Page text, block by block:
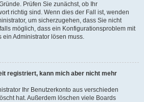
Prüfen Sie zunächst, ob Ihr
richtig sind. Wenn dies der Fall ist, wenden
um sicherzugehen, dass Sie nicht
möglich, dass ein Konfigurationsproblem mit
Administrator lösen muss.
registriert, kann mich aber nicht mehr
Ihr Benutzerkonto aus verschieden
hat. Außerdem löschen viele Boards